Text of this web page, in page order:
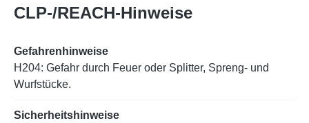
CLP-/REACH-Hinweise
Gefahrenhinweise
H204: Gefahr durch Feuer oder Splitter, Spreng- und
Wurfstücke.
Sicherheitshinweise